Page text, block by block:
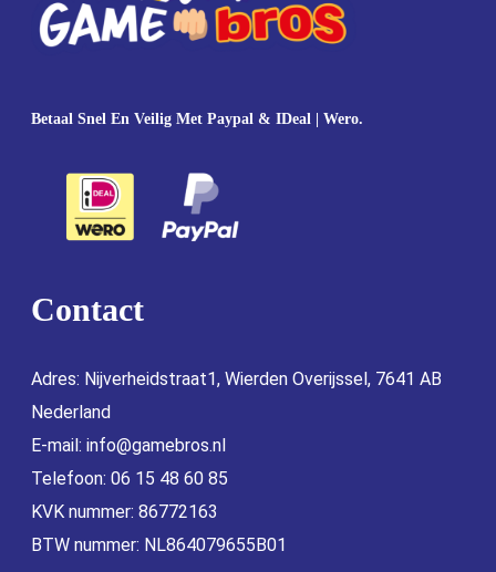
Betaal Snel En Veilig Met Paypal & IDeal | Wero.
Contact
Adres: Nijverheidstraat1, Wierden Overijssel, 7641 AB
Nederland
E-mail: info@gamebros.nl
Telefoon: 06 15 48 60 85
KVK nummer: 86772163
BTW nummer: NL864079655B01